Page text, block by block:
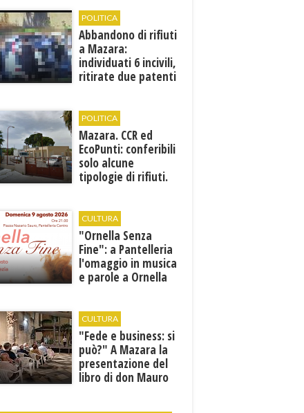
POLITICA
Abbandono di rifiuti
a Mazara:
individuati 6 incivili,
ritirate due patenti
POLITICA
Mazara. CCR ed
EcoPunti: conferibili
solo alcune
tipologie di rifiuti.
CULTURA
​"Ornella Senza
Fine": a Pantelleria
l'omaggio in musica
e parole a Ornella
CULTURA
"Fede e business: si
può?" A Mazara la
presentazione del
libro di don Mauro